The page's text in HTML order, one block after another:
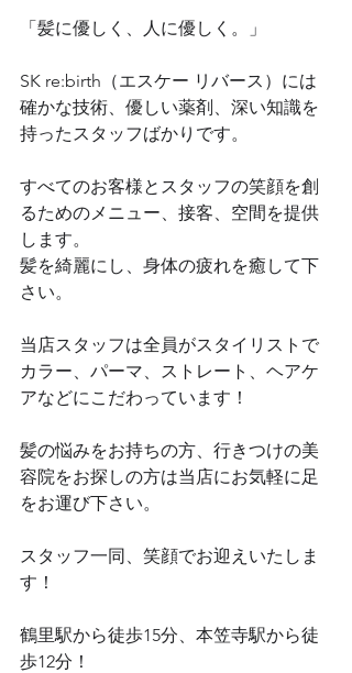
「髪に優しく、人に優しく。」
SK re:birth（エスケー リバース）には
確かな技術、優しい薬剤、深い知識を
持ったスタッフばかりです。
すべてのお客様とスタッフの笑顔を創
るためのメニュー、接客、空間を提供
します。
髪を綺麗にし、身体の疲れを癒して下
さい。
当店スタッフは全員がスタイリストで
カラー、パーマ、ストレート、ヘアケ
アなどにこだわっています！
髪の悩みをお持ちの方、行きつけの美
容院をお探しの方は当店にお気軽に足
をお運び下さい。
スタッフ一同、笑顔でお迎えいたしま
す！
鶴里駅から徒歩15分、本笠寺駅から徒
歩12分！